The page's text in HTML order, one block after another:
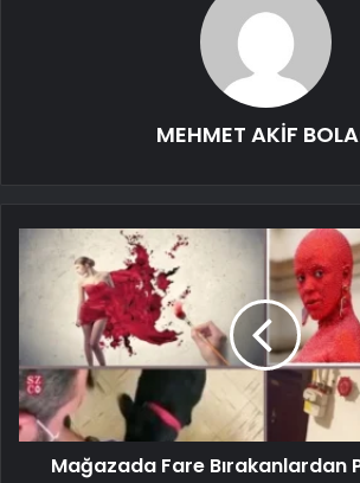
MEHMET AKİF
Mağazada Fare Bırakanlardan